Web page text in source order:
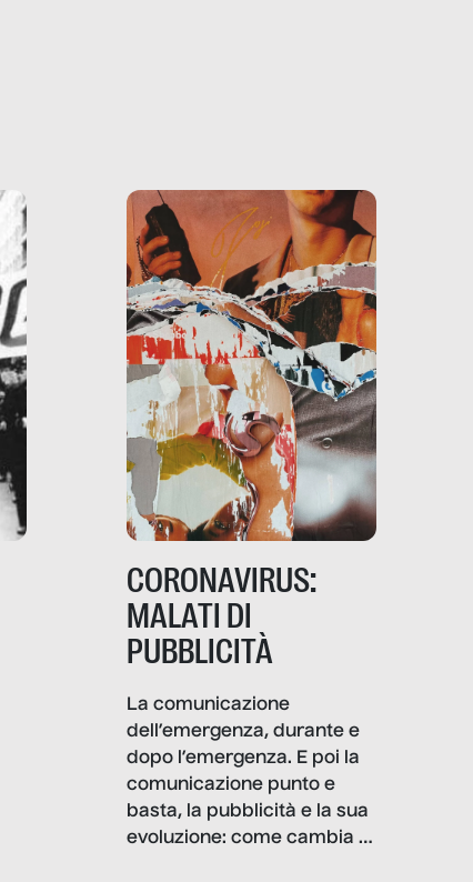
CORONAVIRUS:
MALATI DI
PUBBLICITÀ
La comunicazione
dell’emergenza, durante e
dopo l’emergenza. E poi la
comunicazione punto e
basta, la pubblicità e la sua
evoluzione: come cambia il